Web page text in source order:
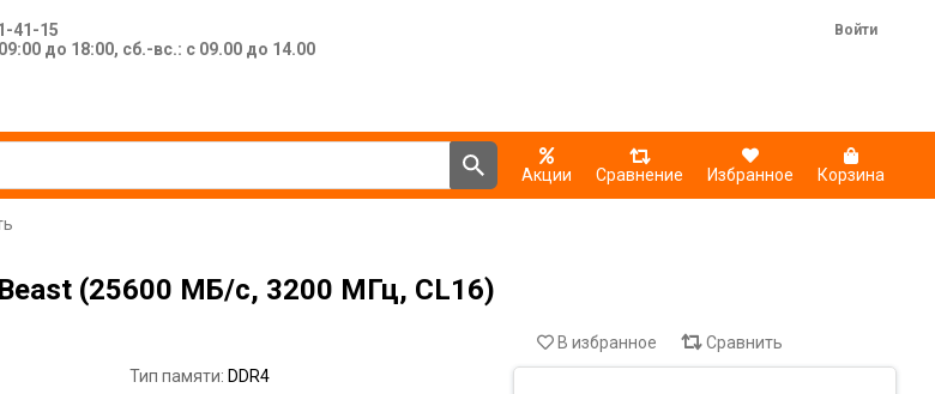
41-15
до 18:00, сб.-вс.: с 09.00 до 14.00
Войти
Акции Сравнение Избранное Корзина
(25600 МБ/с, 3200 МГц, CL16)
Тип памяти: DDR4
В избранное Сравнить